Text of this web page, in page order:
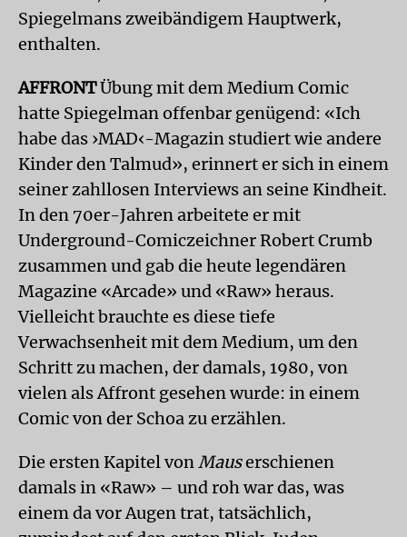
Spiegelmans zweibändigem Hauptwerk,
enthalten.
AFFRONTÜbung mit dem Medium Comic
hatte Spiegelman offenbar genügend: «Ich
habe das ›MAD‹-Magazin studiert wie andere
Kinder den Talmud», erinnert er sich in einem
seiner zahllosen Interviews an seine Kindheit.
In den 70er-Jahren arbeitete er mit
Underground-Comiczeichner Robert Crumb
zusammen und gab die heute legendären
Magazine «Arcade» und «Raw» heraus.
Vielleicht brauchte es diese tiefe
Verwachsenheit mit dem Medium, um den
Schritt zu machen, der damals, 1980, von
vielen als Affront gesehen wurde: in einem
Comic von der Schoa zu erzählen.
Die ersten Kapitel vonMauserschienen
damals in «Raw» – und roh war das, was
einem da vor Augen trat, tatsächlich,